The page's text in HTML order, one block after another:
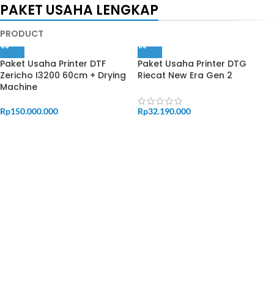
PAKET USAHA LENGKAP
PRODUCT
Paket Usaha Printer DTF
Zericho I3200 60cm + Drying
Machine
Rp150.000.000
Paket Usaha Printer DTG
Riecat New Era Gen 2
Rp32.190.000